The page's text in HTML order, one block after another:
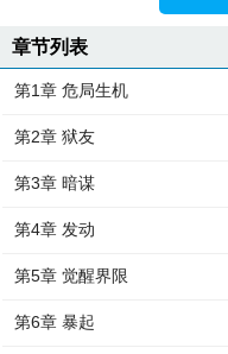
章节列表
第1章 危局生机
第2章 狱友
第3章 暗谋
第4章 发动
第5章 觉醒界限
第6章 暴起